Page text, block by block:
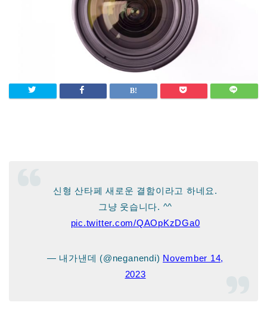
신형 산타페 새로운 결함이라고 하네요.
그냥 웃습니다. ^^
pic.twitter.com/QAOpKzDGa0
— 내가낸데 (@neganendi) November 14,
2023